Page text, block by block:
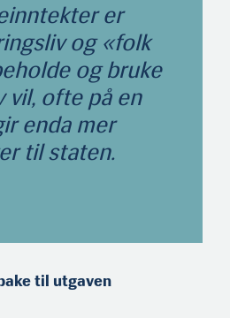
er
og «folk
og bruke
vil, ofte på en
enda mer
til staten.
til utgaven